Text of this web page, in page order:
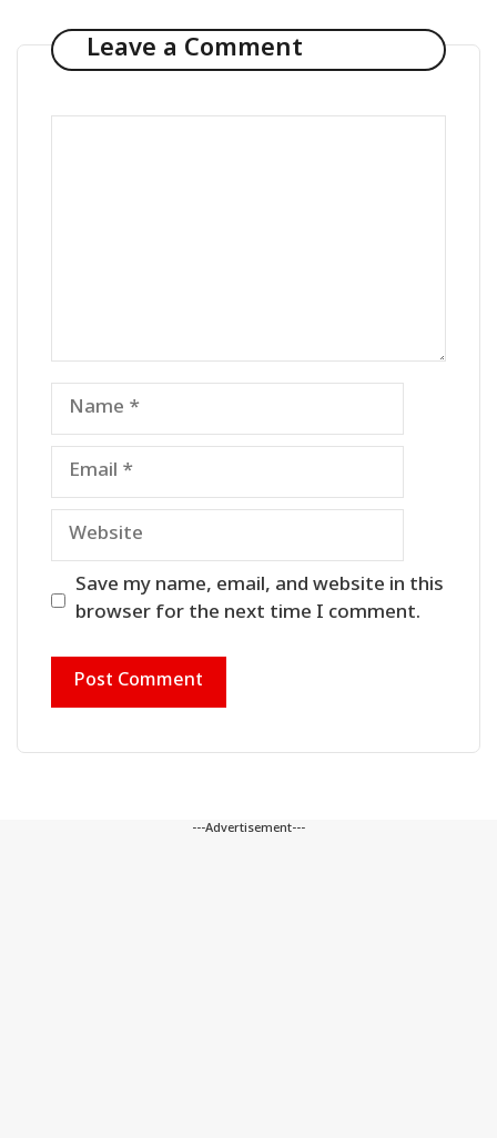
Leave a Comment
Name
Email
Website
Save my name, email, and website in this
browser for the next time I comment.
---Advertisement---